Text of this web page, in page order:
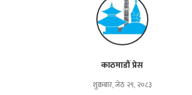
काठमाडौं प्रेस
शुक्रबार, जेठ २९, २०८३